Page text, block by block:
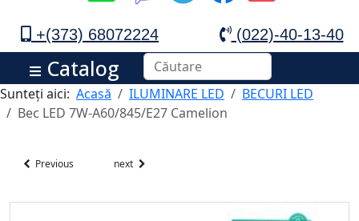
+(373) 68072224 (022)-40-13-40
Catalog
Sunteți aici: Acasă ILUMINARE LED
BECURI LED
Bec LED 7W-A60/845/E27 Camelion
Previous next